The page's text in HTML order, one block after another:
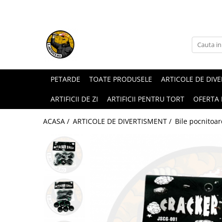
ARTICOLE DE DIVERTISMENT
FUMIGENE COLORATE
GENDER REVEAL
Artificii gender reveal
Baloane gender reveal
ARTICOLE DE PETRECERE
Artificii sparklers
Artificii Tort Engros
PETARDE TOATE PRODUSELE ARTICOLE DE
ARTIFICII DE ZI ARTIFICII PENTRU TORT OFERTA
ACASA / ARTICOLE DE DIVERTISMENT / Bile